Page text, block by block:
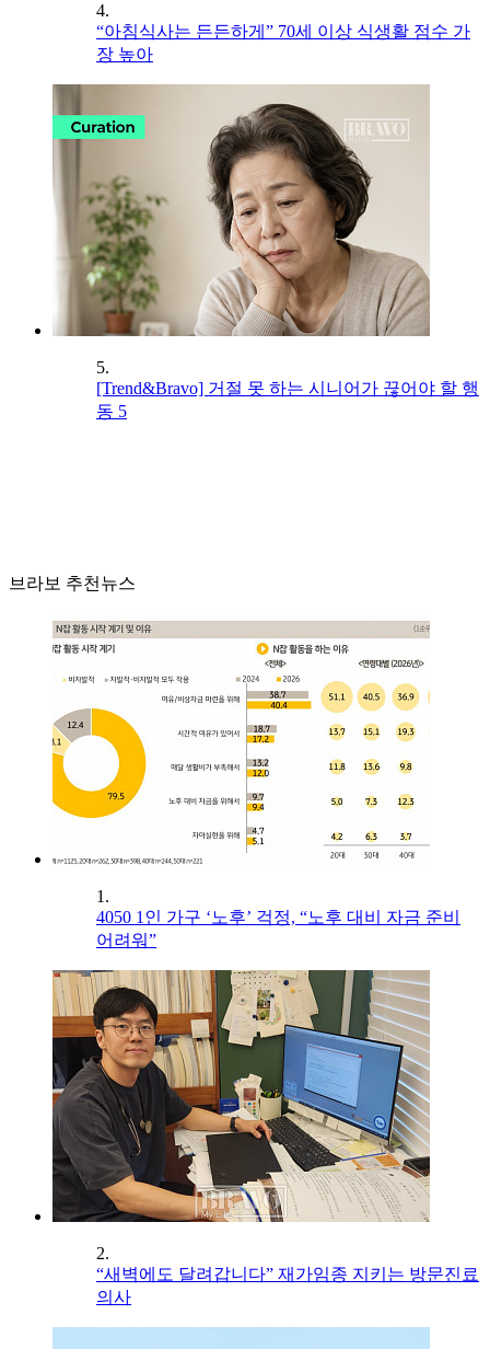
4.
“아침식사는 든든하게” 70세 이상 식생활 점수 가
장 높아
5.
[Trend&Bravo] 거절 못 하는 시니어가 끊어야 할 행
동 5
브라보 추천뉴스
1.
4050 1인 가구 ‘노후’ 걱정, “노후 대비 자금 준비
어려워”
2.
“새벽에도 달려갑니다” 재가임종 지키는 방문진료
의사